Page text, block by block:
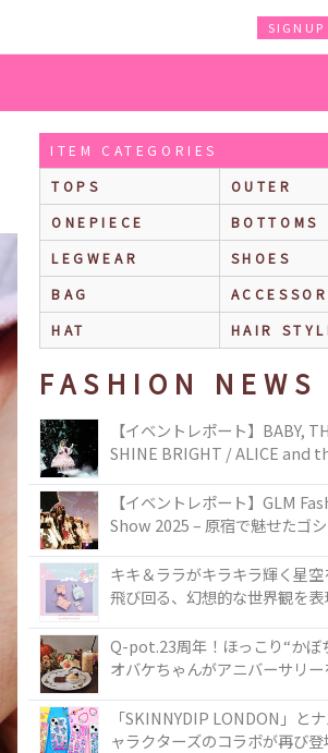
SIGNUP
ITEM CATEGORIES
TOPS
OUTER
ONEPIECE
BOTTOMS
LEGWEAR
SHOES
BAG
HAT
HAIR
FASHION NEWS
【イベントレポート】BABY,
SHINE BRIGHT / ALICE and
TOKYO
【イベントレポート】GLM
Show 2025 – 原宿で魅せたゴ
キキ＆ララがキラキラ輝く星
飛び回る、幻想的な世界観を
50周年アニバーサリーイヤー
たコレクションが登場
Q-pot.23周年！ほっこり“かぼ
オバケちゃんがアニバーサリ
ー」が新発売！Q-pot CAFE.で
ゃのオバケーキプレート」も登
「SKINNYDIP LONDON」と
ャラクターズのコラボが再び登